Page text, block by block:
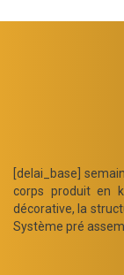
[delai_base]
corps produit en
décorative, la
Système pré